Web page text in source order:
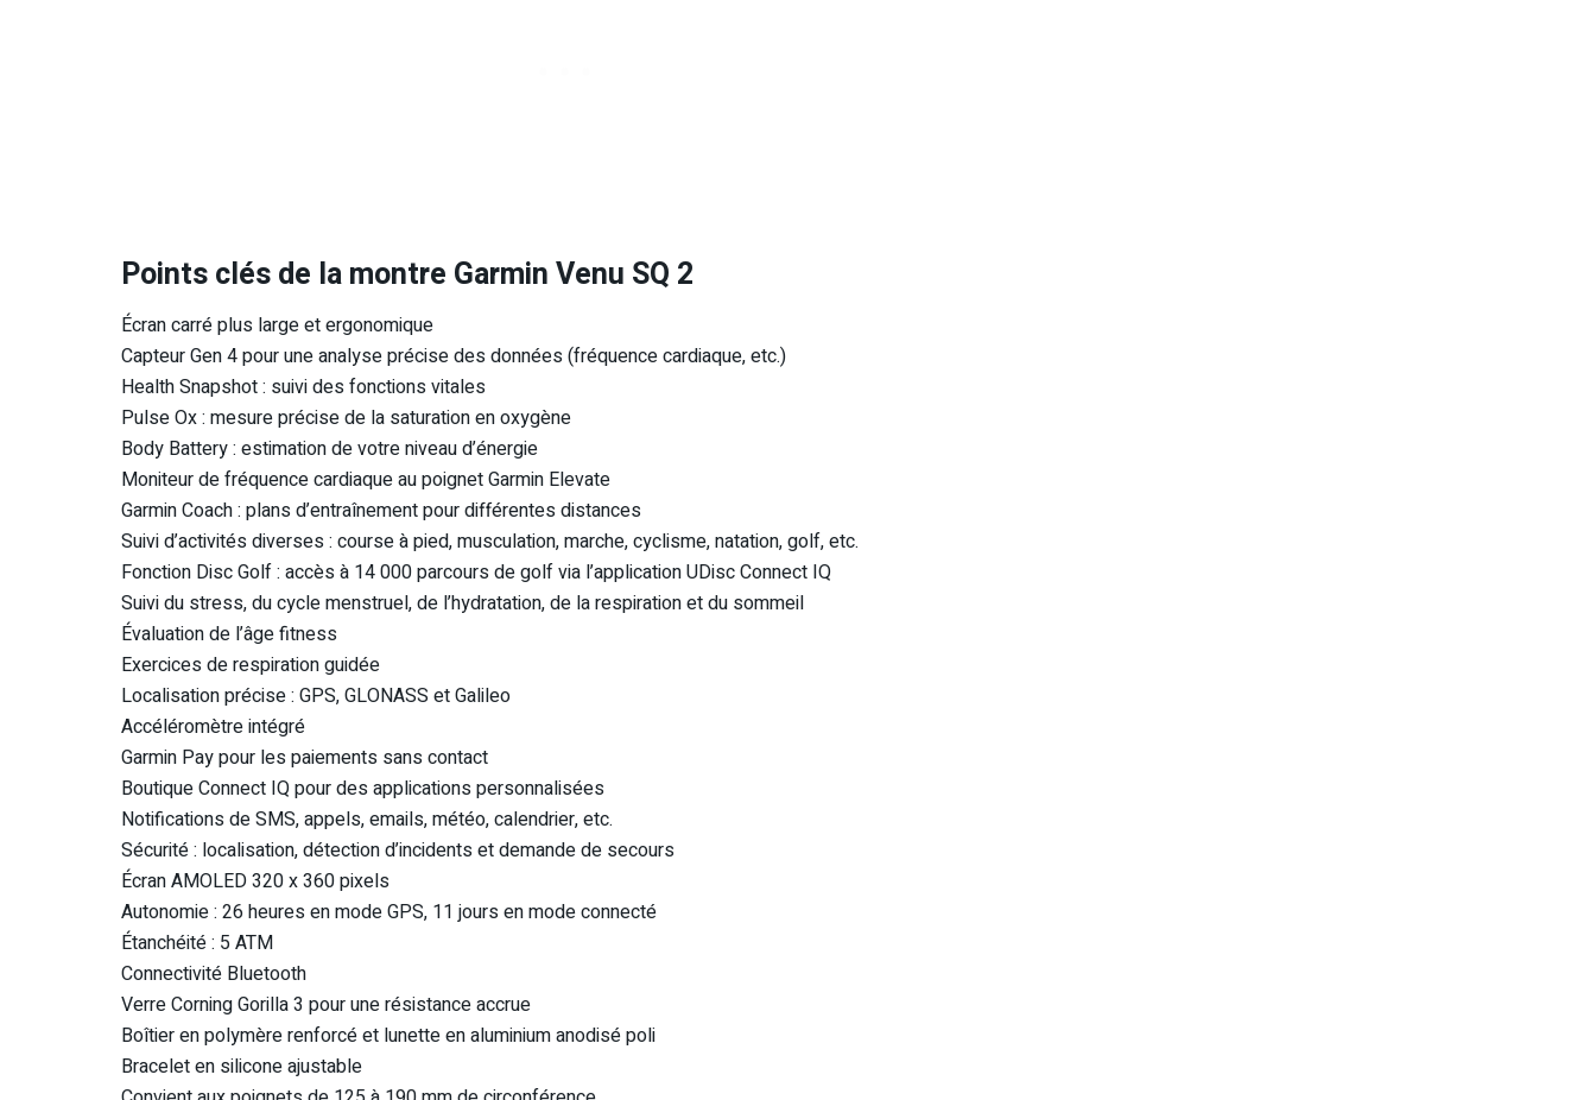
Points clés de la montre Garmin Venu SQ 2
Écran carré plus large et ergonomique
Capteur Gen 4 pour une analyse précise des données (fréquence cardiaque, etc.)
Health Snapshot : suivi des fonctions vitales
Pulse Ox : mesure précise de la saturation en oxygène
Body Battery : estimation de votre niveau d’énergie
Moniteur de fréquence cardiaque au poignet Garmin Elevate
Garmin Coach : plans d’entraînement pour différentes distances
Suivi d’activités diverses : course à pied, musculation, marche, cyclisme, natation, golf, etc.
Fonction Disc Golf : accès à 14 000 parcours de golf via l’application UDisc Connect IQ
Suivi du stress, du cycle menstruel, de l’hydratation, de la respiration et du sommeil
Évaluation de l’âge fitness
Exercices de respiration guidée
Localisation précise : GPS, GLONASS et Galileo
Accéléromètre intégré
Garmin Pay pour les paiements sans contact
Boutique Connect IQ pour des applications personnalisées
Notifications de SMS, appels, emails, météo, calendrier, etc.
Sécurité : localisation, détection d’incidents et demande de secours
Écran AMOLED 320 x 360 pixels
Autonomie : 26 heures en mode GPS, 11 jours en mode connecté
Étanchéité : 5 ATM
Connectivité Bluetooth
Verre Corning Gorilla 3 pour une résistance accrue
Boîtier en polymère renforcé et lunette en aluminium anodisé poli
Bracelet en silicone ajustable